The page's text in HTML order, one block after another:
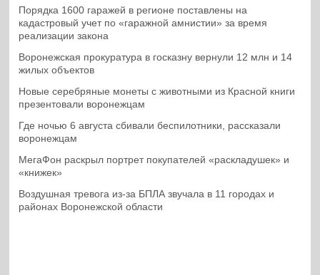
Порядка 1600 гаражей в регионе поставлены на
кадастровый учет по «гаражной амнистии» за время
реализации закона
Воронежская прокуратура в госказну вернули 12 млн и 14
жилых объектов
Новые серебряные монеты с животными из Красной книги
презентовали воронежцам
Где ночью 6 августа сбивали беспилотники, рассказали
воронежцам
МегаФон раскрыл портрет покупателей «раскладушек» и
«книжек»
Воздушная тревога из-за БПЛА звучала в 11 городах и
районах Воронежской области